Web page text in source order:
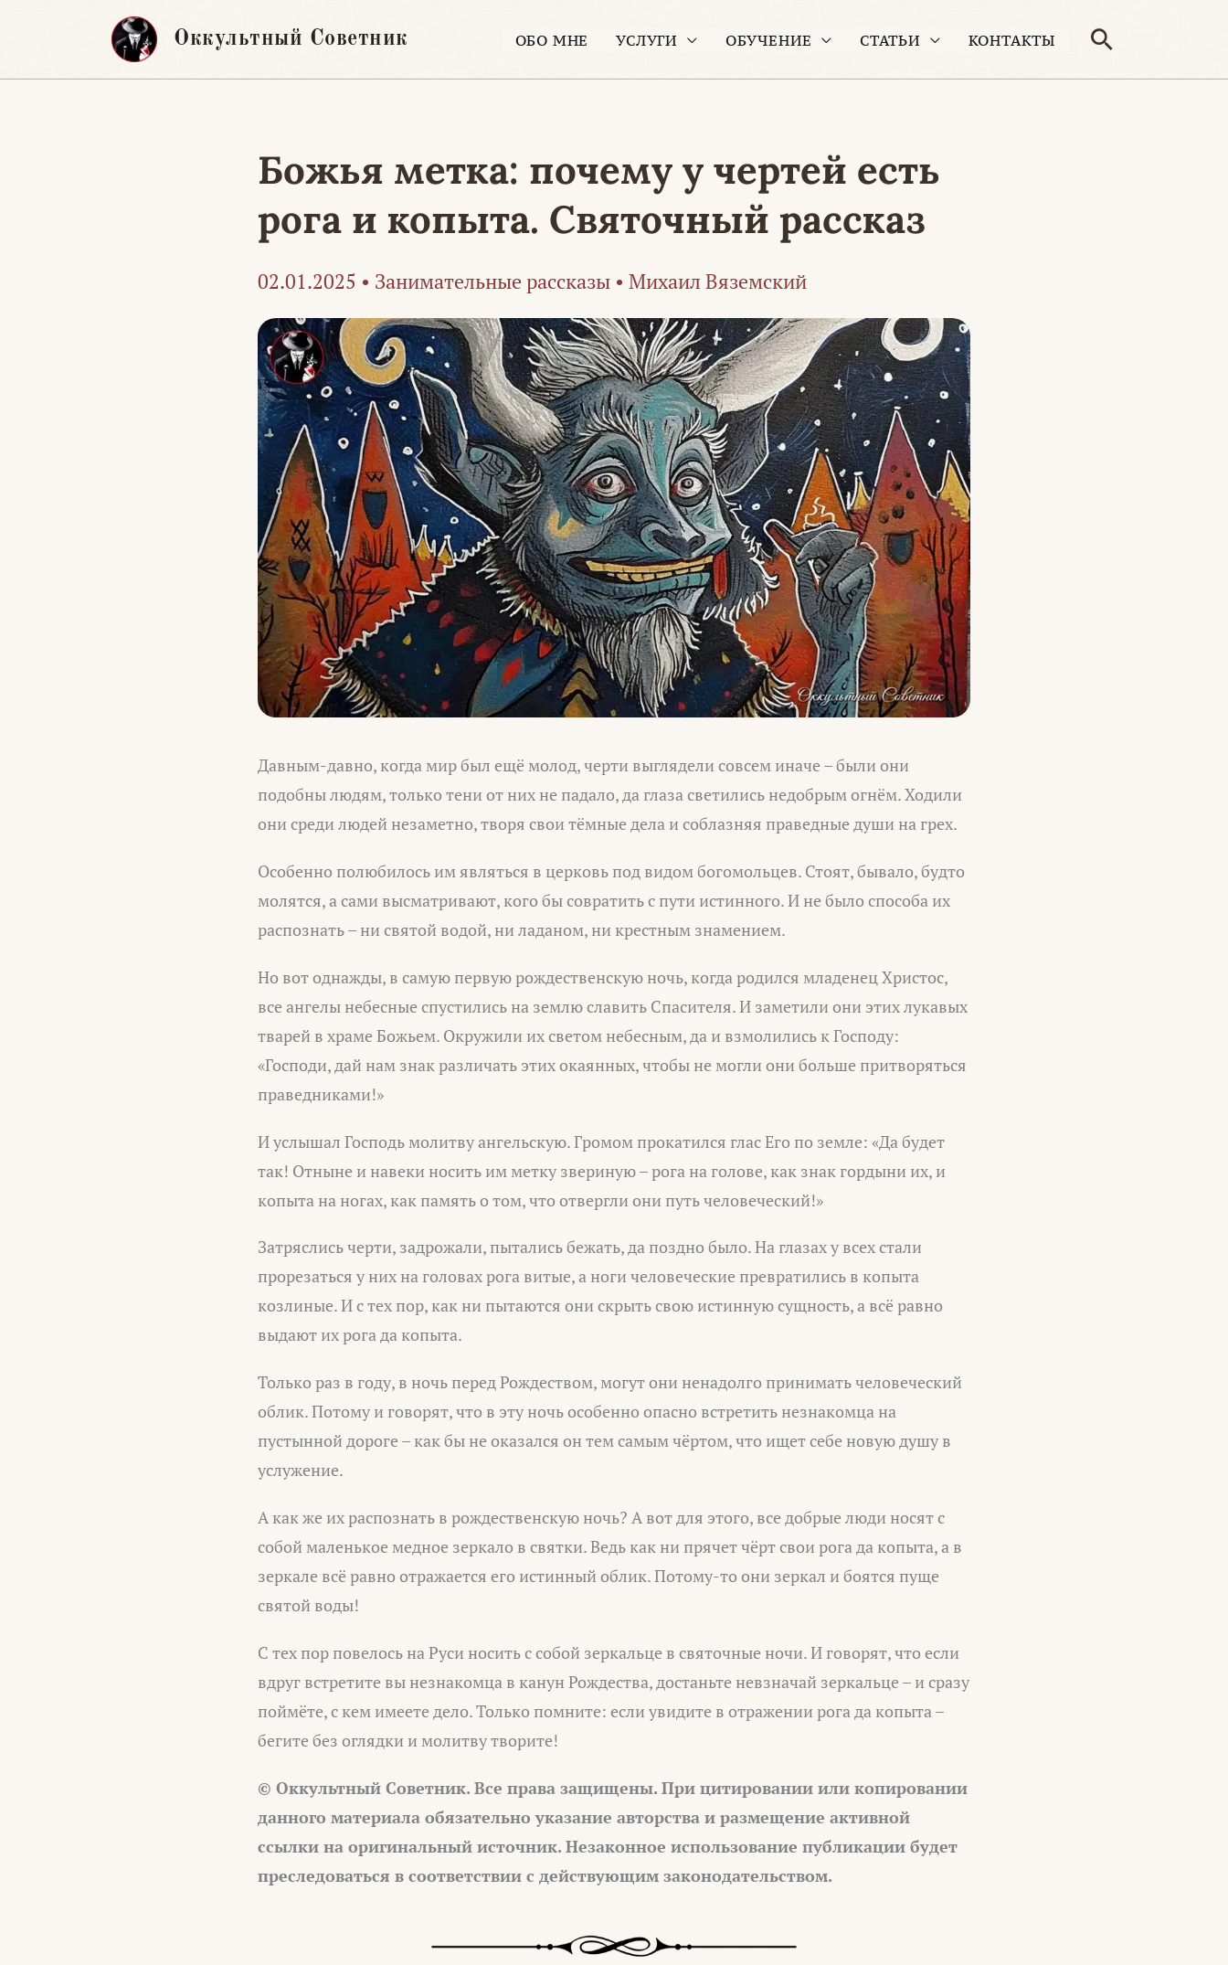
Оккультный Советник ОБО МНЕ УСЛУГИ ОБУЧЕНИЕ СТАТЬИ КОНТАКТЫ Поиск
Божья метка: почему у чертей есть
рога и копыта. Святочный рассказ
02.01.2025 • Занимательные рассказы • Михаил Вяземский
Давным-давно, когда мир был ещё молод, черти выглядели совсем иначе – были они
подобны людям, только тени от них не падало, да глаза светились недобрым огнём. Ходили
они среди людей незаметно, творя свои тёмные дела и соблазняя праведные души на грех.
Особенно полюбилось им являться в церковь под видом богомольцев. Стоят, бывало, будто
молятся, а сами высматривают, кого бы совратить с пути истинного. И не было способа их
распознать – ни святой водой, ни ладаном, ни крестным знамением.
Но вот однажды, в самую первую рождественскую ночь, когда родился младенец Христос,
все ангелы небесные спустились на землю славить Спасителя. И заметили они этих лукавых
тварей в храме Божьем. Окружили их светом небесным, да и взмолились к Господу:
«Господи, дай нам знак различать этих окаянных, чтобы не могли они больше притворяться
праведниками!»
И услышал Господь молитву ангельскую. Громом прокатился глас Его по земле: «Да будет
так! Отныне и навеки носить им метку звериную – рога на голове, как знак гордыни их, и
копыта на ногах, как память о том, что отвергли они путь человеческий!»
Затряслись черти, задрожали, пытались бежать, да поздно было. На глазах у всех стали
прорезаться у них на головах рога витые, а ноги человеческие превратились в копыта
козлиные. И с тех пор, как ни пытаются они скрыть свою истинную сущность, а всё равно
выдают их рога да копыта.
Только раз в году, в ночь перед Рождеством, могут они ненадолго принимать человеческий
облик. Потому и говорят, что в эту ночь особенно опасно встретить незнакомца на
пустынной дороге – как бы не оказался он тем самым чёртом, что ищет себе новую душу в
услужение.
А как же их распознать в рождественскую ночь? А вот для этого, все добрые люди носят с
собой маленькое медное зеркало в святки. Ведь как ни прячет чёрт свои рога да копыта, а в
зеркале всё равно отражается его истинный облик. Потому-то они зеркал и боятся пуще
святой воды!
С тех пор повелось на Руси носить с собой зеркальце в святочные ночи. И говорят, что если
вдруг встретите вы незнакомца в канун Рождества, достаньте невзначай зеркальце – и сразу
поймёте, с кем имеете дело. Только помните: если увидите в отражении рога да копыта –
бегите без оглядки и молитву творите!
© Оккультный Советник. Все права защищены. При цитировании или копировании
данного материала обязательно указание авторства и размещение активной
ссылки на оригинальный источник. Незаконное использование публикации будет
преследоваться в соответствии с действующим законодательством.